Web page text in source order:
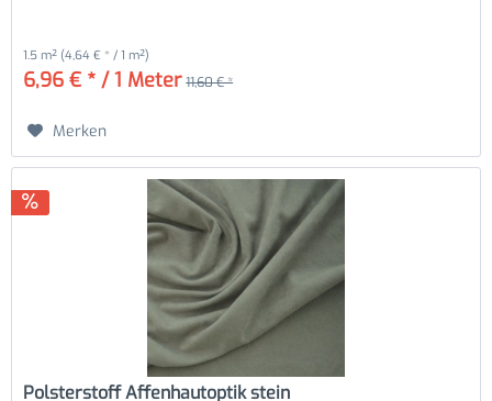
1.5 m² (4,64 € * / 1 m²)
6,96 € * / 1 Meter 11,60 € *
Merken
Polsterstoff Affenhautoptik stein